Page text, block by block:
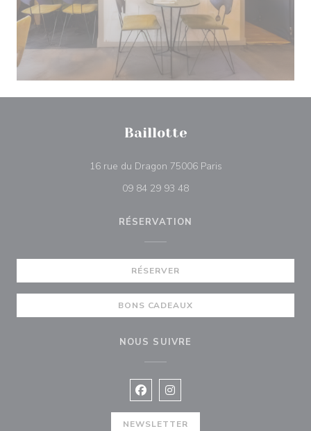
Baillotte
16 rue du Dragon 75006 Paris((ouvre une
09 84 29 93 48
RÉSERVATION
RÉSERVER
BONS CADEAUX
NOUS SUIVRE
Facebook ((ouvre une nouvelle
Instagram ((ouvre une
NEWSLETTER